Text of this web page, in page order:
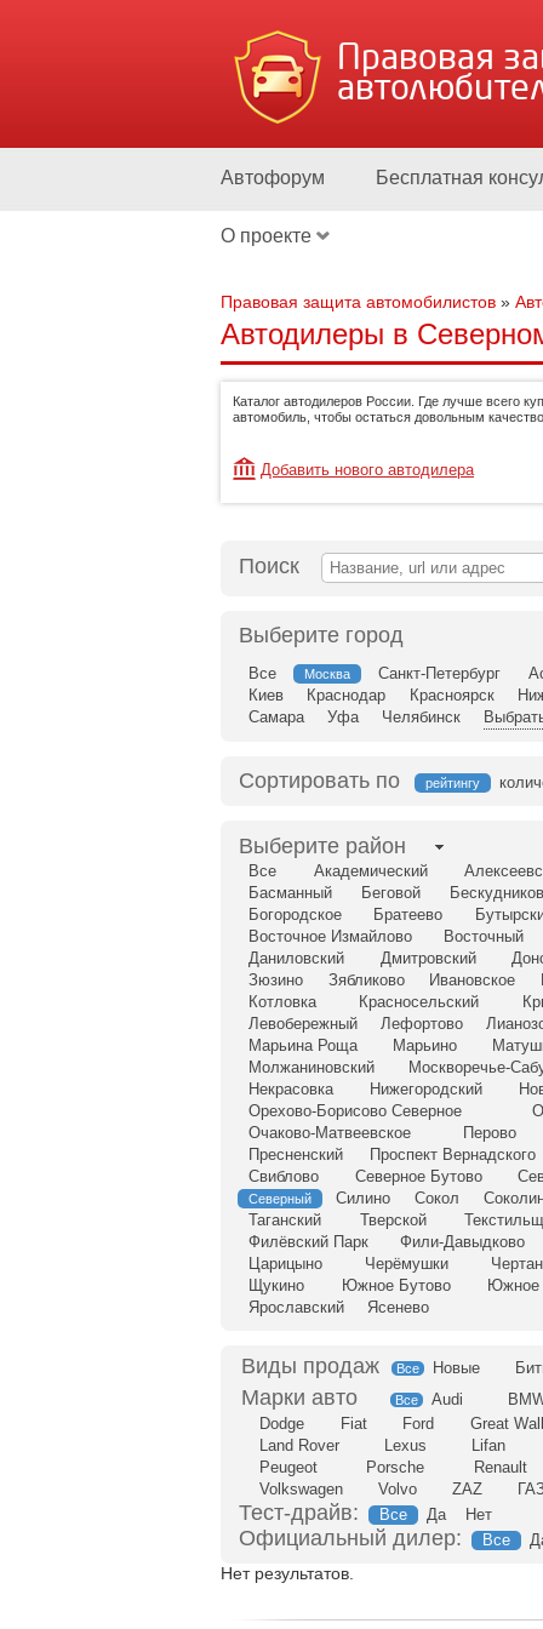
Правовая
Автофорум Бесплатная
О проекте
Правовая защита автомобилистов »
Автодилеры в
Каталог автодилеров России. Где лучше всего
автомобиль, чтобы остаться довольным
Добавить нового автодилера
Поиск
Выберите город
Все Москва Санкт-Петербург
Киев
Краснодар Красноярск
Самара
Уфа Челябинск
Сортировать по рейтингу
Выберите район
Все Академический
Басманный
Беговой
Богородское
Братеево
Восточное Измайлово
Восточный
Даниловский
Дмитровский
Зюзино
Зябликово Ивановское
Котловка
Красносельский
Левобережный
Лефортово
Марьина Роща
Марьино
Молжаниновский
Москворечье-
Некрасовка
Нижегородский
Орехово-Борисово Северное
Очаково-Матвеевское
Перово
Пресненский
Проспект Вернадского
Свиблово
Северное Бутово
Северный Силино Сокол
Таганский
Тверской
Филёвский Парк
Фили-Давыдково
Царицыно
Черёмушки
Щукино
Южное Бутово
Южное
Ярославский
Ясенево
Все Новые
Все Audi
Dodge
Fiat Ford
Great
Land Rover
Lexus
Lifan
Peugeot
Porsche
Renault
Volkswagen
Volvo ZAZ
Тест-драйв: Все Да Нет
Официальный дилер: Все
Нет результатов.